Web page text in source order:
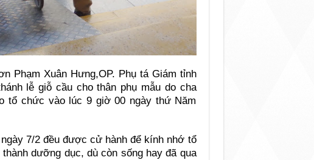
Phạm Xuân Hưng,OP. Phụ tá Giám tỉnh
lễ giỗ cầu cho thân phụ mẫu do cha
tổ chức vào lúc 9 giờ 00 ngày thứ Năm
7/2 đều được cử hành để kính nhớ tổ
dưỡng dục, dù còn sống hay đã qua